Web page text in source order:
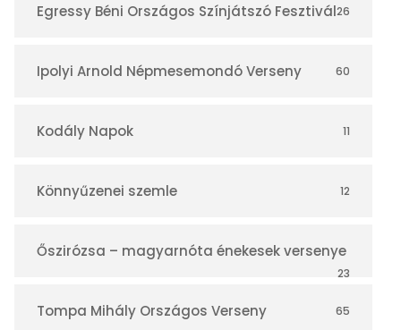
Egressy Béni Országos Színjátszó Fesztivál26
Ipolyi Arnold Népmesemondó Verseny 60
Kodály Napok 11
Könnyűzenei szemle 12
Őszirózsa – magyarnóta énekesek versenye
23
Tompa Mihály Országos Verseny 65